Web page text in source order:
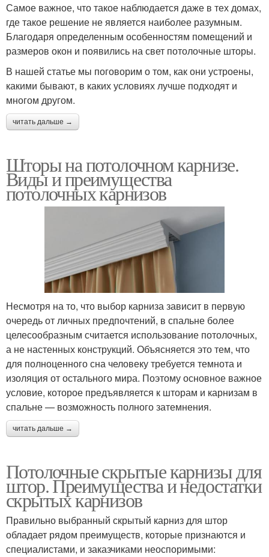
Самое важное, что такое наблюдается даже в тех домах,
где такое решение не является наиболее разумным.
Благодаря определенным особенностям помещений и
размеров окон и появились на свет потолочные шторы.
В нашей статье мы поговорим о том, как они устроены,
какими бывают, в каких условиях лучше подходят и
многом другом.
читать дальше →
Шторы на потолочном карнизе.
Виды и преимущества
потолочных карнизов
Несмотря на то, что выбор карниза зависит в первую
очередь от личных предпочтений, в спальне более
целесообразным считается использование потолочных,
а не настенных конструкций. Объясняется это тем, что
для полноценного сна человеку требуется темнота и
изоляция от остального мира. Поэтому основное важное
условие, которое предъявляется к шторам и карнизам в
спальне — возможность полного затемнения.
читать дальше →
Потолочные скрытые карнизы для
штор. Преимущества и недостатки
скрытых карнизов
Правильно выбранный скрытый карниз для штор
обладает рядом преимуществ, которые признаются и
специалистами, и заказчиками неоспоримыми: